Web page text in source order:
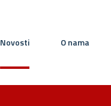
Novosti O nama